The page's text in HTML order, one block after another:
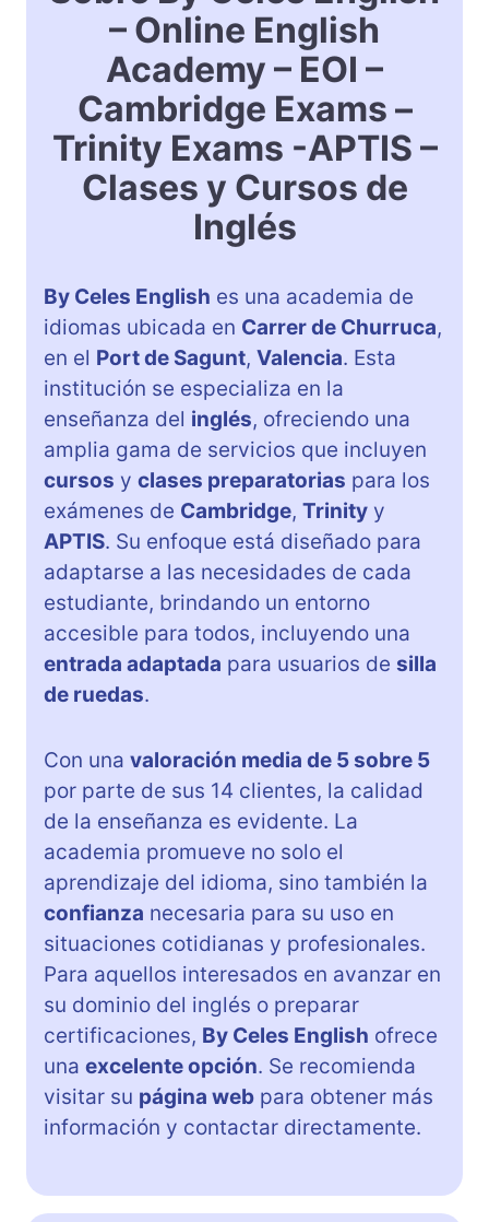
– Online English
Academy – EOI –
Cambridge Exams –
Trinity Exams -APTIS –
Clases y Cursos de
Inglés
By Celes English es una academia de
idiomas ubicada en Carrer de Churruca,
en el Port de Sagunt, Valencia. Esta
institución se especializa en la
enseñanza del inglés, ofreciendo una
amplia gama de servicios que incluyen
cursos y clases preparatorias para los
exámenes de Cambridge, Trinity y
APTIS. Su enfoque está diseñado para
adaptarse a las necesidades de cada
estudiante, brindando un entorno
accesible para todos, incluyendo una
entrada adaptada para usuarios de silla
de ruedas.
Con una valoración media de 5 sobre 5
por parte de sus 14 clientes, la calidad
de la enseñanza es evidente. La
academia promueve no solo el
aprendizaje del idioma, sino también la
confianza necesaria para su uso en
situaciones cotidianas y profesionales.
Para aquellos interesados en avanzar en
su dominio del inglés o preparar
certificaciones, By Celes English ofrece
una excelente opción. Se recomienda
visitar su página web para obtener más
información y contactar directamente.